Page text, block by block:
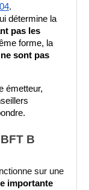
.
détermine la
pas les
forme, la
ne sont pas
émetteur,
B
sur une
importante